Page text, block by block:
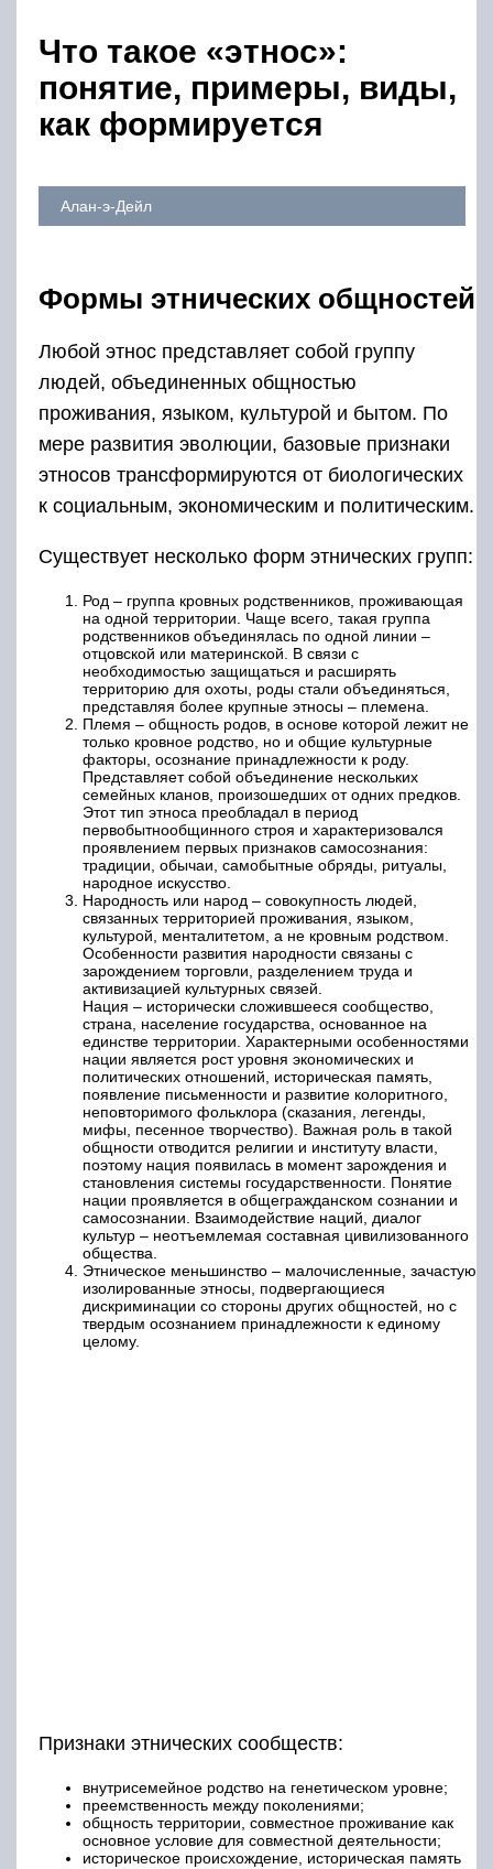
Что такое «этнос»:
понятие, примеры, виды,
как формируется
Алан-э-Дейл
Формы этнических общностей
Любой этнос представляет собой группу
людей, объединенных общностью
проживания, языком, культурой и бытом. По
мере развития эволюции, базовые признаки
этносов трансформируются от биологических
к социальным, экономическим и политическим.
Существует несколько форм этнических групп:
Род – группа кровных родственников, проживающая
на одной территории. Чаще всего, такая группа
родственников объединялась по одной линии –
отцовской или материнской. В связи с
необходимостью защищаться и расширять
территорию для охоты, роды стали объединяться,
представляя более крупные этносы – племена.
Племя – общность родов, в основе которой лежит не
только кровное родство, но и общие культурные
факторы, осознание принадлежности к роду.
Представляет собой объединение нескольких
семейных кланов, произошедших от одних предков.
Этот тип этноса преобладал в период
первобытнообщинного строя и характеризовался
проявлением первых признаков самосознания:
традиции, обычаи, самобытные обряды, ритуалы,
народное искусство.
Народность или народ – совокупность людей,
связанных территорией проживания, языком,
культурой, менталитетом, а не кровным родством.
Особенности развития народности связаны с
зарождением торговли, разделением труда и
активизацией культурных связей.
Нация – исторически сложившееся сообщество,
страна, население государства, основанное на
единстве территории. Характерными особенностями
нации является рост уровня экономических и
политических отношений, историческая память,
появление письменности и развитие колоритного,
неповторимого фольклора (сказания, легенды,
мифы, песенное творчество). Важная роль в такой
общности отводится религии и институту власти,
поэтому нация появилась в момент зарождения и
становления системы государственности. Понятие
нации проявляется в общегражданском сознании и
самосознании. Взаимодействие наций, диалог
культур – неотъемлемая составная цивилизованного
общества.
Этническое меньшинство – малочисленные, зачастую
изолированные этносы, подвергающиеся
дискриминации со стороны других общностей, но с
твердым осознанием принадлежности к единому
целому.
Признаки этнических сообществ:
внутрисемейное родство на генетическом уровне;
преемственность между поколениями;
общность территории, совместное проживание как
основное условие для совместной деятельности;
историческое происхождение, историческая память